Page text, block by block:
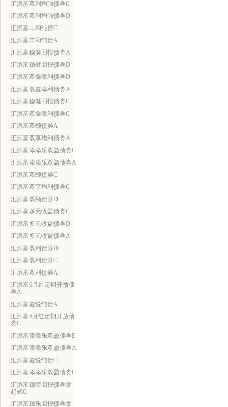
汇添富双利增强债券C
汇添富双利增强债券D
汇添富丰和纯债C
汇添富丰和纯债A
汇添富稳健回报债券A
汇添富稳健回报债券D
汇添富双鑫添利债券D
汇添富双鑫添利债券A
汇添富稳健回报债券C
汇添富双鑫添利债券C
汇添富双颐债券A
汇添富双享增利债券A
汇添富添添乐双益债券C
汇添富添添乐双益债券A
汇添富双颐债券C
汇添富双享增利债券C
汇添富双颐债券D
汇添富多元收益债券C
汇添富多元收益债券D
汇添富多元收益债券A
汇添富双利债券D
汇添富双利债券C
汇添富双利债券A
汇添富6月红定期开放债
券A
汇添富鑫悦纯债A
汇添富6月红定期开放债
券C
汇添富添添乐双盈债券E
汇添富添添乐双盈债券A
汇添富鑫悦纯债C
汇添富添添乐双盈债券C
汇添富稳荣回报债券发
起式C
汇添富稳乐回报债券发